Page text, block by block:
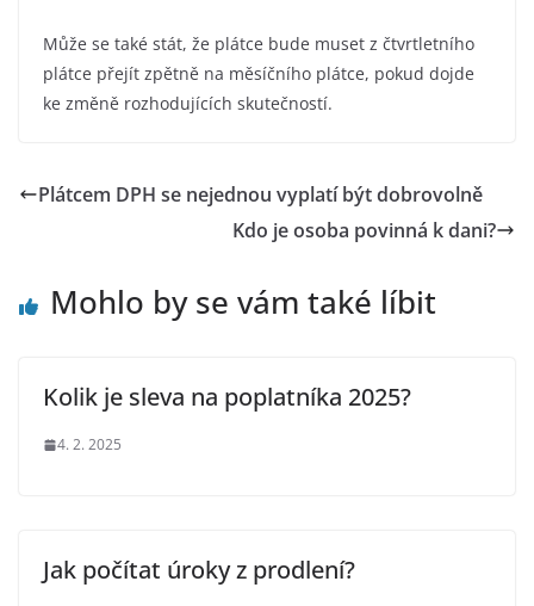
Může se také stát, že plátce bude muset z čtvrtletního
plátce přejít zpětně na měsíčního plátce, pokud dojde
ke změně rozhodujících skutečností.
Plátcem DPH se nejednou vyplatí být dobrovolně
Kdo je osoba povinná k dani?
Mohlo by se vám také líbit
Kolik je sleva na poplatníka 2025?
4. 2. 2025
Jak počítat úroky z prodlení?